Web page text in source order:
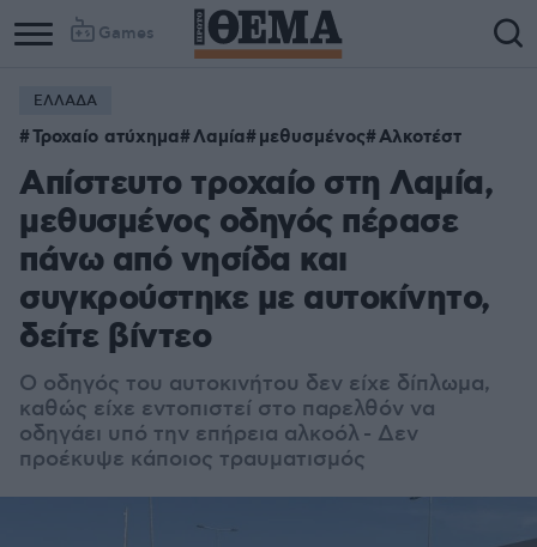
Games
ΕΛΛΑΔΑ
Τροχαίο ατύχημα Λαμία μεθυσμένος Αλκοτέστ
Απίστευτο τροχαίο στη Λαμία,
μεθυσμένος οδηγός πέρασε
πάνω από νησίδα και
συγκρούστηκε με αυτοκίνητο,
δείτε βίντεο
Ο οδηγός του αυτοκινήτου δεν είχε δίπλωμα,
καθώς είχε εντοπιστεί στο παρελθόν να
οδηγάει υπό την επήρεια αλκοόλ - Δεν
προέκυψε κάποιος τραυματισμός